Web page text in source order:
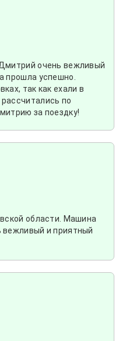
очень вежливый
прошла успешно.
так как ехали в
по
за поездку!
области. Машина
вежливый и приятный